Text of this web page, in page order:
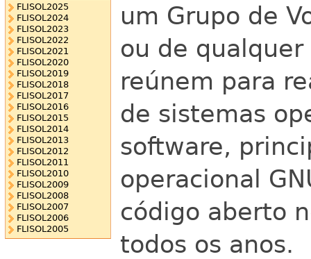
FLISOL2025
FLISOL2024
FLISOL2023
FLISOL2022
FLISOL2021
FLISOL2020
FLISOL2019
FLISOL2018
FLISOL2017
FLISOL2016
FLISOL2015
FLISOL2014
FLISOL2013
FLISOL2012
FLISOL2011
FLISOL2010
FLISOL2009
FLISOL2008
FLISOL2007
FLISOL2006
FLISOL2005
um Grupo de
ou de
reúnem para
de sistemas
software,
operacional
código aberto
todos os anos.